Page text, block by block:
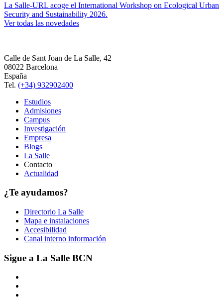
La Salle-URL acoge el International Workshop on Ecological Urban
Security and Sustainability 2026.
Ver todas las novedades
Calle de Sant Joan de La Salle, 42
08022 Barcelona
España
Tel. (+34) 932902400
Estudios
Admisiones
Campus
Investigación
Empresa
Blogs
La Salle
Contacto
Actualidad
¿Te ayudamos?
Directorio La Salle
Mapa e instalaciones
Accesibilidad
Canal interno información
Sigue a La Salle BCN